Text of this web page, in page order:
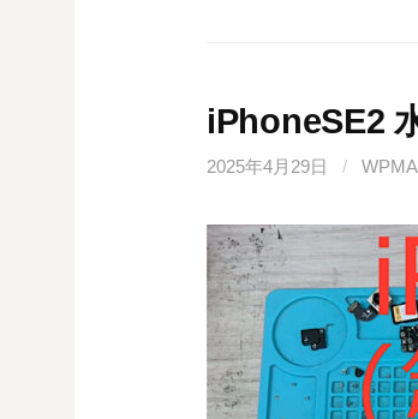
iPhoneSE2
2025年4月29日 /